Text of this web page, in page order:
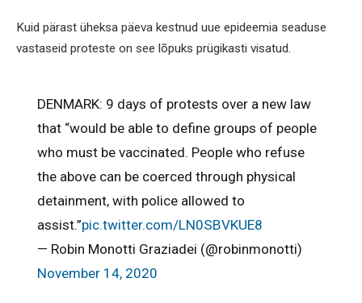
Kuid pärast üheksa päeva kestnud uue epideemia seaduse
vastaseid proteste on see lõpuks prügikasti visatud.
DENMARK: 9 days of protests over a new law
that “would be able to define groups of people
who must be vaccinated. People who refuse
the above can be coerced through physical
detainment, with police allowed to
assist.”pic.twitter.com/LN0SBVKUE8
— Robin Monotti Graziadei (@robinmonotti)
November 14, 2020